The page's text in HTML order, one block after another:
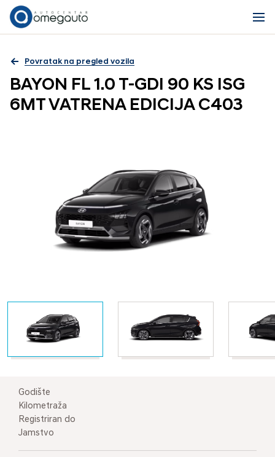
Povratak na pregled vozila
BAYON FL 1.0 T-GDI 90 KS ISG
6MT VATRENA EDICIJA C403
Godište
Kilometraža
Registriran do
Jamstvo